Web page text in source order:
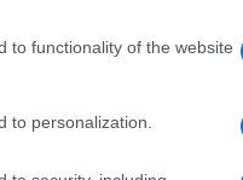
to functionality of the website
to personalization.
che
di servizi.
dal Fondo